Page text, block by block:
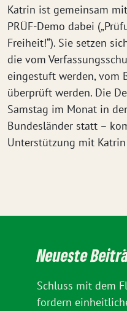
Katrin ist gemeinsam
PRÜF-Demo dabei
Freiheit!“). Sie setzen
die vom
eingestuft werden, vom
überprüft werden. Die
Samstag im Monat in
Bundesländer statt –
Unterstützung mit
Neueste
Schluss mit dem
fordern